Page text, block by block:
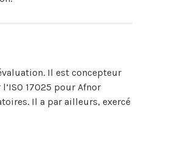
Il est concepteur
17025 pour Afnor
Il a par ailleurs, exercé